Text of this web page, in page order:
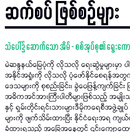
ဆက်စပ် ဖြစ်စဉ်များ
သဲပေါ်၌ ဆောက်သော အိမ် - စစ်အုပ်စု၏ ရွေးက
မဲဆန္ဒနယ်မြေပုံကို လိုသလို​ ရေးဆွဲမှုများ
အနိုင်အရှုံးကို လိုသလို ပုံဖော်နိုင်စေရန်အ
ဒေသများကို စုစည်းခြင်း၊ ခွဲဝေဖြန့်ကျက်ခ
အဓိကအင်အားကြီးပါတီများဖြစ်သည့်​ အမျို
နှင့် ရှမ်းတိုင်းရင်းသားများဒီမိုကရေစီအဖွဲ့
များကို ဖျက်သိမ်းထားပြီး နိုင်ငံရေးအရ က
ခံထားရသည့် အခြေအနေတွင် ၎င်းကျောထ